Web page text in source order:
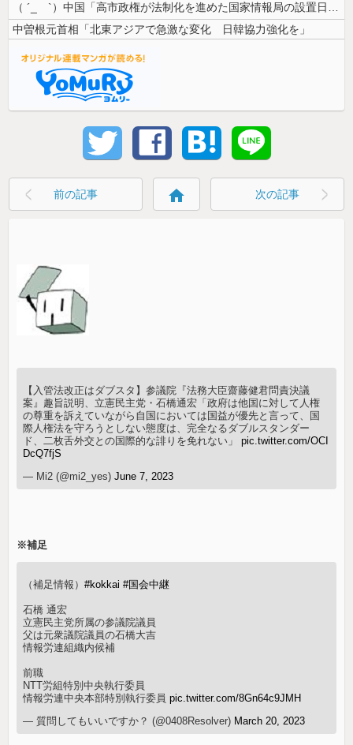
（ ´_ゝ`）中国「高市政権が法制化を進めた国家情報局の設置日が7月3...
中曽根元首相「北東アジアで急激な変化 日韓協力強化を」
前の記事 home 次の記事
【入管法改正はダブスタ】参議院『法務大臣齋藤健君問責決議
案』趣旨説明、立憲民主党・石橋通宏「政府は他国に対して人権
の尊重を訴えていながら自国においては国益が優先と言って、国
際人権法を守ろうとしない態度は、完全なるダブルスタンダー
ド、二枚舌外交との国際的な誹りを免れない」pic.twitter.com/OCI
DcQ7fjS
— Mi2 (@mi2_yes)June 7, 2023
※補足
（補足情報）#kokkai #国会中継
石橋 通宏
立憲民主党所属の参議院議員
父は元衆議院議員の石橋大吉
情報労連組織内候補
前職
NTT労組特別中央執行委員
情報労連中央本部特別執行委員pic.twitter.com/8Gn64c9JMH
— 質問してもいいですか？ (@0408Resolver) March 20, 2023